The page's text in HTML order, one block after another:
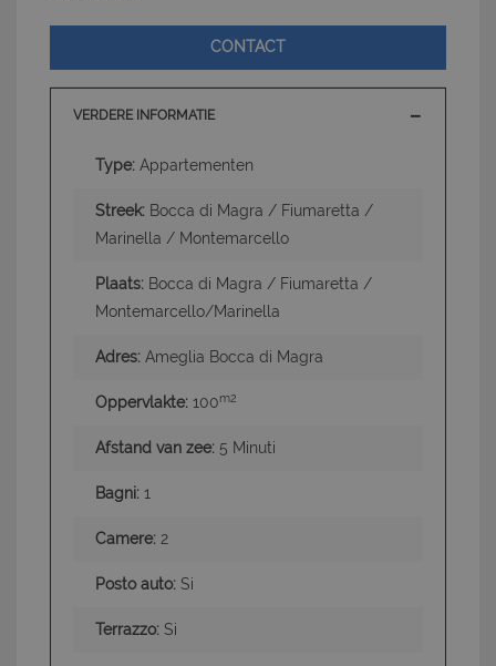
CONTACT
VERDERE INFORMATIE
Type: Appartementen
Streek: Bocca di Magra / Fiumaretta /
Marinella / Montemarcello
Plaats: Bocca di Magra / Fiumaretta /
Montemarcello/Marinella
Adres: Ameglia Bocca di Magra
Oppervlakte: 100m2
Afstand van zee: 5 Minuti
Bagni: 1
Camere: 2
Posto auto: Si
Terrazzo: Si